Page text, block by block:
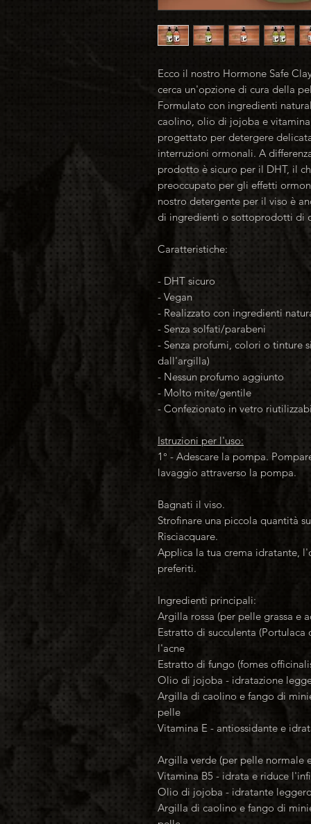
Ecco il nostro Hormone Safe
cerca un'opzione di cura della
Formulato con ingredienti
caolino, olio di jojoba e
progettato per detergere
interruzioni ormonali. A
prodotto è sicuro per il DHT, il
preoccupato per gli effetti
nostro detergente per il viso è
di ingredienti o sottoprodotti di
Caratteristiche:
- DHT sicuro
- Vegan
- Realizzato con ingredienti
- Senza solfati/parabeni
- Senza profumi, colori o tinture
dall'argilla)
- Nessun profumo aggiunto
- Molto mite/gentile
- Confezionato in vetro
Istruzioni per l'uso:
1° - Adescare la pompa.
lavaggio attraverso la pompa.
Bagnati il viso.
Strofinare una piccola quantità
Risciacquare.
Applica la tua crema idratante,
preferiti.
Ingredienti principali:
Argilla rossa (per pelle grassa e
Estratto di succulenta
l'acne
Estratto di fungo (fomes
Olio di jojoba - idratazione
Argilla di caolino e fango di
pelle
Vitamina E - antiossidante e
Argilla verde (per pelle normale
Vitamina B5 - idrata e riduce
Olio di jojoba - idratante
Argilla di caolino e fango di